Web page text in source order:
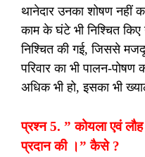
थानेदार उनका शोषण नहीं
काम के घंटे भी निश्चित
निश्चित की गई, जिससे
परिवार का भी पालन-
अधिक भी हो, इसका भी
प्रश्न 5. ” कोयला एवं
प्रदान की ।” कैसे ?